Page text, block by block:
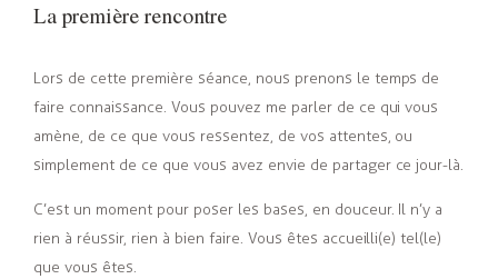
La première rencontre
Lors de cette première séance, nous prenons le temps de
faire connaissance. Vous pouvez me parler de ce qui vous
amène, de ce que vous ressentez, de vos attentes, ou
simplement de ce que vous avez envie de partager ce jour-là.
C’est un moment pour poser les bases, en douceur. Il n’y a
rien à réussir, rien à bien faire. Vous êtes accueilli(e) tel(le)
que vous êtes.